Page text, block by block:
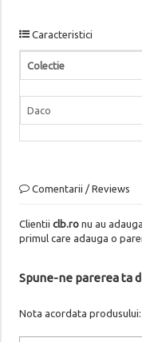
Caracteristici
Colectie
Daco
Comentarii / Reviews
Clientii clb.ronu au
primul care adauga o
Spune-ne parerea ta
Nota acordata produsului: